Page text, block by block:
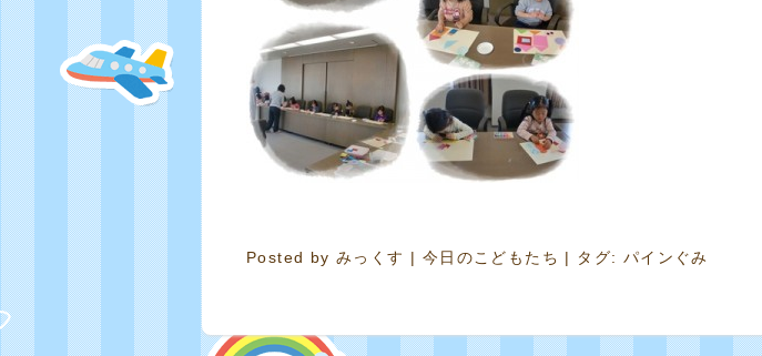
Posted byみっくす | 今日のこどもたち | タグ: パインぐみ